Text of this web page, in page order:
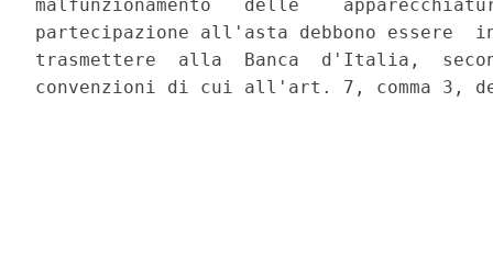
malfunzionamento   delle
partecipazione all'asta debbono essere
trasmettere  alla  Banca  d'Italia,